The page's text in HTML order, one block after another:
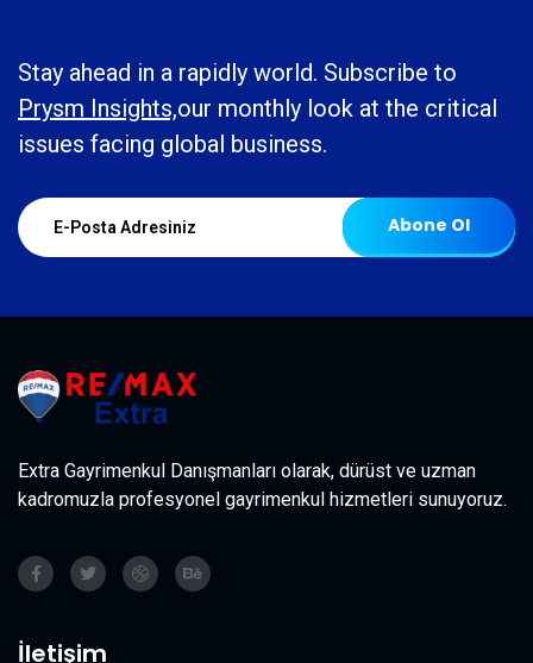
Stay ahead in a rapidly world. Subscribe to
Prysm Insights,our monthly look at the critical
issues facing global business.
Abone Ol
Extra Gayrimenkul Danışmanları olarak, dürüst ve uzman
kadromuzla profesyonel gayrimenkul hizmetleri sunuyoruz.
İletişim